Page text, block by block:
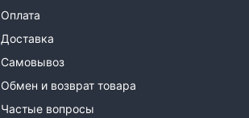
Оплата
Доставка
Самовывоз
Обмен и возврат товара
Частые вопросы